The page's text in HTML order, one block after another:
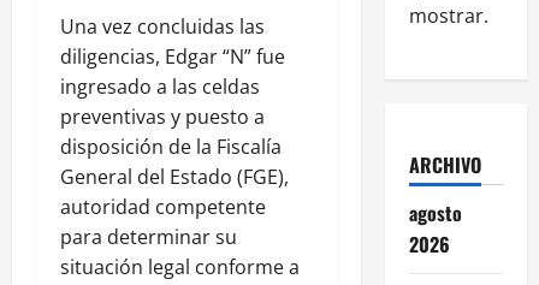
Una vez concluidas las
diligencias, Edgar “N” fue
ingresado a las celdas
preventivas y puesto a
disposición de la Fiscalía
General del Estado (FGE),
autoridad competente
para determinar su
situación legal conforme a
mostrar.
ARCHIVO
agosto
2026